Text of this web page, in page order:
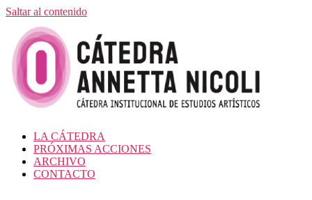
Saltar al contenido
LA CÁTEDRA
PRÓXIMAS ACCIONES
ARCHIVO
CONTACTO